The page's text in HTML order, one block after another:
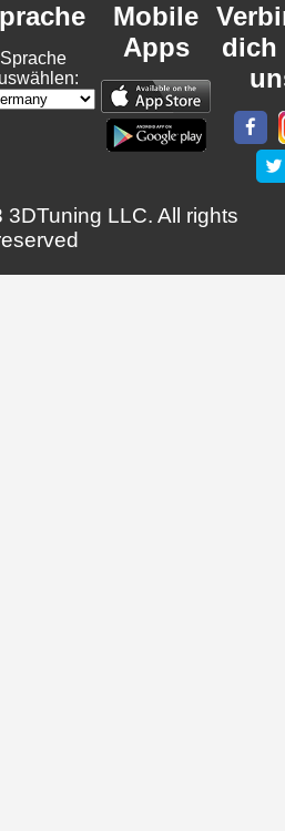
Sprache
Mobile
Apps
dich
LLC. All rights